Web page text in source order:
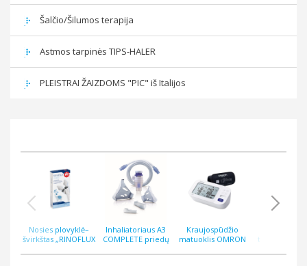
Šalčio/Šilumos terapija
Astmos tarpinės TIPS-HALER
PLEISTRAI ŽAIZDOMS "PIC" iš Italijos
Nosies plovyklė–
švirkštas „RINOFLUX
antgalis
Inhaliatoriaus A3
COMPLETE priedų
Kraujospūdžio
matuoklis OMRON
termometras